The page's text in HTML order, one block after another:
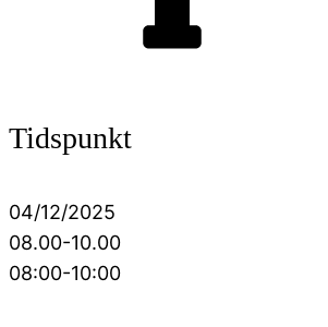
Tidspunkt
04/12/2025
08.00-10.00
08:00-10:00